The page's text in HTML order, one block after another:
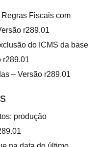
Fiscais com
r289.01
do ICMS da base
r289.01
– Versão r289.01
produção